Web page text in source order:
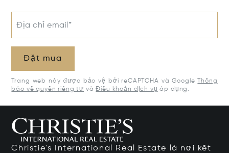
Địa chỉ email*
Đặt mua
Trang web này được bảo vệ bởi reCAPTCHA và Google
Thông
báo về quyền riêng tư vàĐiều khoản dịch vụ áp dụng.
Christie's International Real Estate là nơi kết